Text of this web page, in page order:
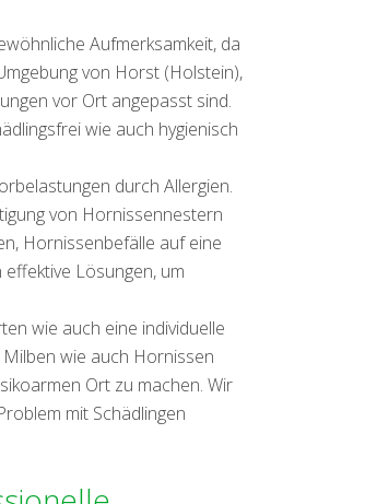
Aufmerksamkeit, da
von Horst (Holstein),
vor Ort angepasst sind.
wie auch hygienisch
durch Allergien.
von Hornissennestern
Hornissenbefälle auf eine
Lösungen, um
wie auch eine individuelle
wie auch Hornissen
Ort zu machen. Wir
mit Schädlingen